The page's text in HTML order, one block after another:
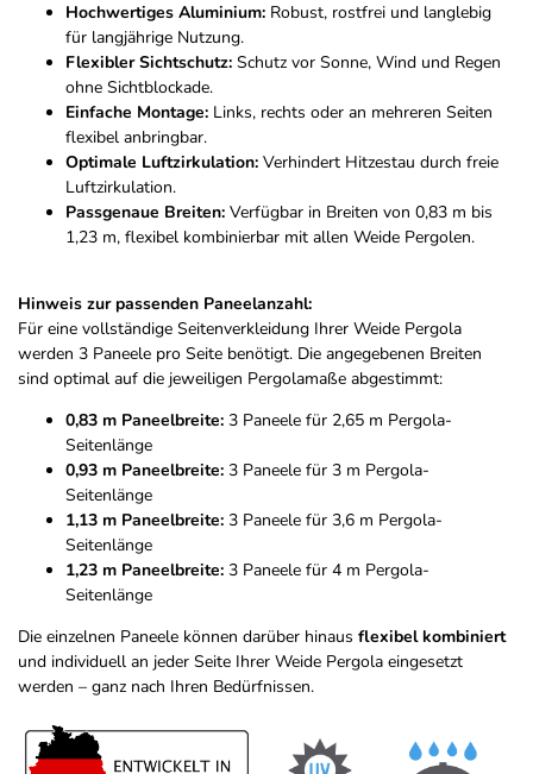
Hochwertiges Aluminium: Robust, rostfrei und langlebig
für langjährige Nutzung.
Flexibler Sichtschutz: Schutz vor Sonne, Wind und Regen
ohne Sichtblockade.
Einfache Montage: Links, rechts oder an mehreren Seiten
flexibel anbringbar.
Optimale Luftzirkulation: Verhindert Hitzestau durch freie
Luftzirkulation.
Passgenaue Breiten: Verfügbar in Breiten von 0,83 m bis
1,23 m, flexibel kombinierbar mit allen Weide Pergolen.
Hinweis zur passenden Paneelanzahl:
Für eine vollständige Seitenverkleidung Ihrer Weide Pergola
werden 3 Paneele pro Seite benötigt. Die angegebenen Breiten
sind optimal auf die jeweiligen Pergolamaße abgestimmt:
0,83 m Paneelbreite: 3 Paneele für 2,65 m Pergola-
Seitenlänge
0,93 m Paneelbreite: 3 Paneele für 3 m Pergola-
Seitenlänge
1,13 m Paneelbreite: 3 Paneele für 3,6 m Pergola-
Seitenlänge
1,23 m Paneelbreite: 3 Paneele für 4 m Pergola-
Seitenlänge
Die einzelnen Paneele können darüber hinaus flexibel kombiniert
und individuell an jeder Seite Ihrer Weide Pergola eingesetzt
werden – ganz nach Ihren Bedürfnissen.